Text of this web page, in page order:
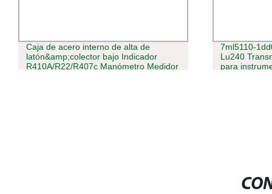
Caja de acero interno de alta de
latón&amp;colector bajo Indicador
R410A/R22/R407c Manómetro Medidor
7ml5110-
Lu240
para